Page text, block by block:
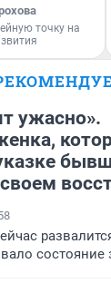
точку на
ужасно».